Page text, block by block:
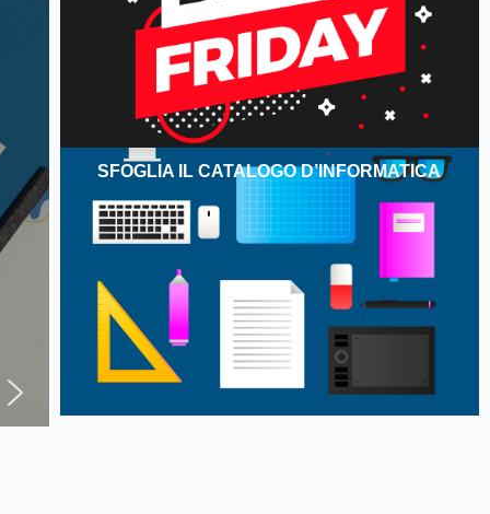
SFOGLIA IL CATALOGO D’INFORMATICA